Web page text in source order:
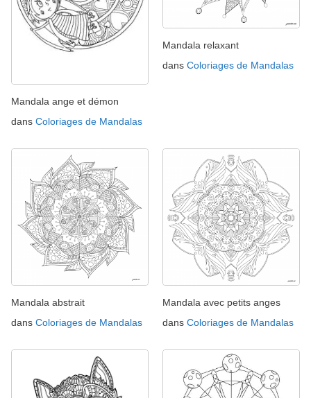
Mandala ange et démon
dans Coloriages de Mandalas
Mandala relaxant
dans Coloriages de Mandalas
Mandala abstrait
dans Coloriages de Mandalas
Mandala avec petits anges
dans Coloriages de Mandalas